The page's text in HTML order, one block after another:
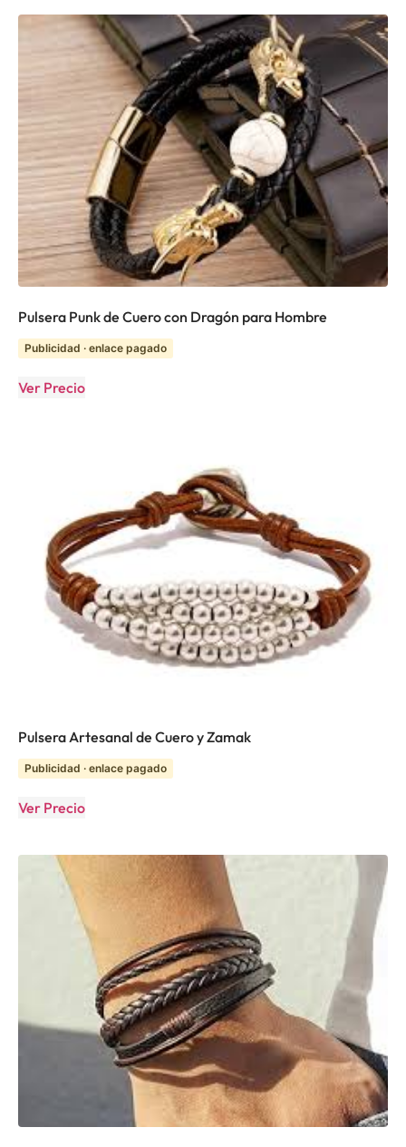
Pulsera Punk de Cuero con Dragón para Hombre
Publicidad · enlace pagado
Ver Precio
Pulsera Artesanal de Cuero y Zamak
Publicidad · enlace pagado
Ver Precio